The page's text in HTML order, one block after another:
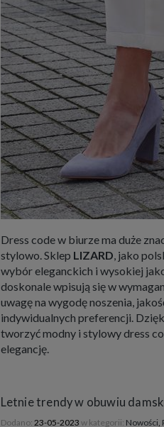
Dress code w biurze ma duże
stylowo. Sklep LIZARD, jako
wybór eleganckich i wysokiej
doskonale wpisują się w
uwagę na wygodę noszenia,
indywidualnych preferencji.
tworzyć modny i stylowy dress
elegancję.
Letnie trendy w obuwiu
Dodano: 23-05-2023 w kategorii: Nowości,